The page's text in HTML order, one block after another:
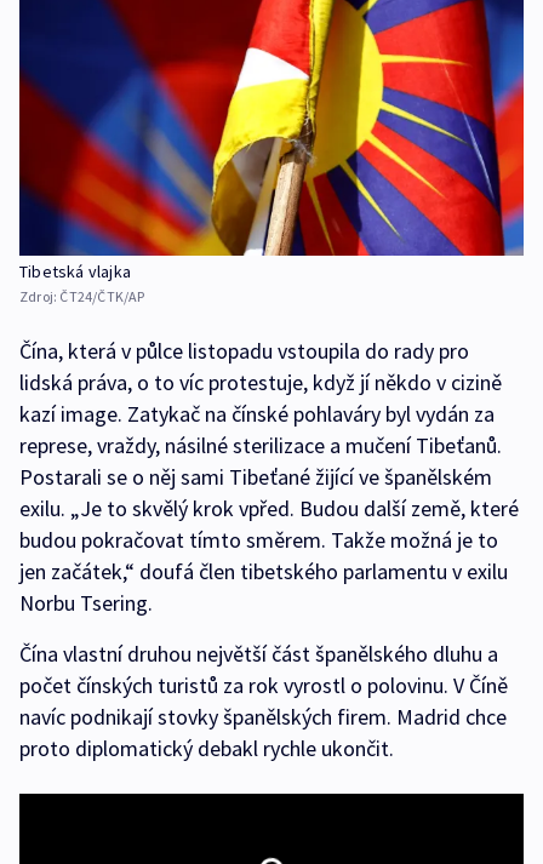
Tibetská vlajka
Zdroj: ČT24/ČTK/AP
Čína, která v půlce listopadu vstoupila do rady pro
lidská práva, o to víc protestuje, když jí někdo v cizině
kazí image. Zatykač na čínské pohlaváry byl vydán za
represe, vraždy, násilné sterilizace a mučení Tibeťanů.
Postarali se o něj sami Tibeťané žijící ve španělském
exilu. „Je to skvělý krok vpřed. Budou další země, které
budou pokračovat tímto směrem. Takže možná je to
jen začátek,“ doufá člen tibetského parlamentu v exilu
Norbu Tsering.
Čína vlastní druhou největší část španělského dluhu a
počet čínských turistů za rok vyrostl o polovinu. V Číně
navíc podnikají stovky španělských firem. Madrid chce
proto diplomatický debakl rychle ukončit.